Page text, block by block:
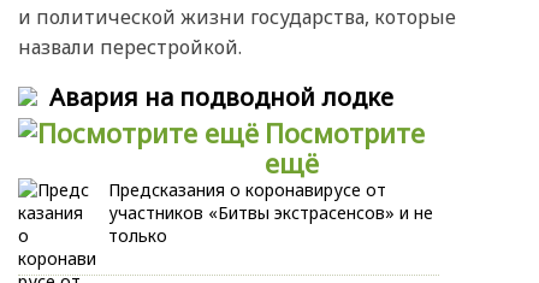
и политической жизни государства, которые
назвали перестройкой.
Авария на подводной лодке
Посмотрите
ещё
Предсказания о коронавирусе от
участников «Битвы экстрасенсов» и не
только